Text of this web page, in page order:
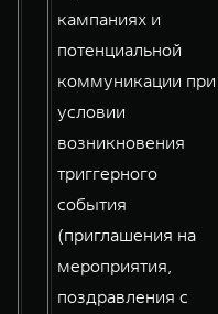
кампаниях и
потенциальной
коммуникации при
условии
возникновения
триггерного
события
(приглашения на
мероприятия,
поздравления с